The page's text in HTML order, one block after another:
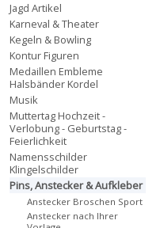
Jagd Artikel
Karneval & Theater
Kegeln & Bowling
Kontur Figuren
Medaillen Embleme
Halsbänder Kordel
Musik
Muttertag Hochzeit -
Verlobung - Geburtstag -
Feierlichkeit
Namensschilder
Klingelschilder
Pins, Anstecker & Aufkleber
Anstecker Broschen Sport
Anstecker nach Ihrer